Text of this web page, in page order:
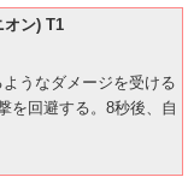
オン) T1
うなダメージを受ける
を回避する。8秒後、自